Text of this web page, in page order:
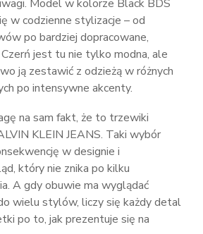
Model w kolorze Black BDS
w codzienne stylizacje – od
po bardziej dopracowane,
jest tu nie tylko modna, ale
ją zestawić z odzieżą w różnych
po intensywne akcenty.
na sam fakt, że to trzewiki
KLEIN JEANS. Taki wybór
w designie i
który nie znika po kilku
A gdy obuwie ma wyglądać
wielu stylów, liczy się każdy detal
po to, jak prezentuje się na